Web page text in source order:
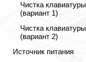
Чистка клавиатуры
(вариант 1)
Чистка клавиатуры
(вариант 2)
Источник питания